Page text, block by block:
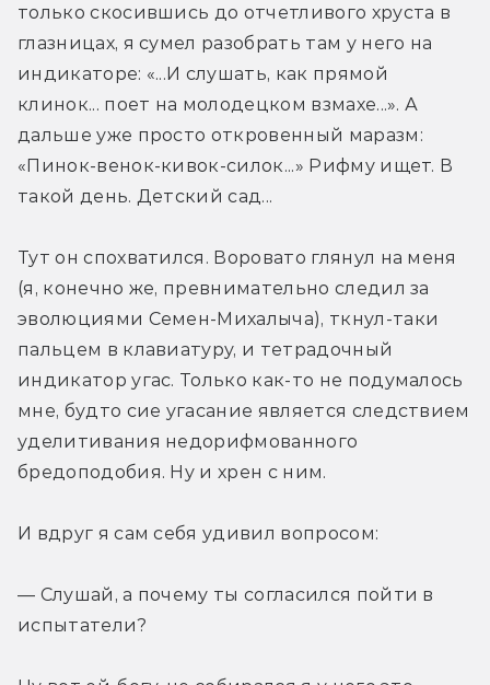
только скосившись до отчетливого хруста в
глазницах, я сумел разобрать там у него на
индикаторе: «...И слушать, как прямой
клинок... поет на молодецком взмахе...». А
дальше уже просто откровенный маразм:
«Пинок-венок-кивок-силок...» Рифму ищет. В
такой день. Детский сад...
Тут он спохватился. Воровато глянул на меня
(я, конечно же, превнимательно следил за
эволюциями Семен-Михалыча), ткнул-таки
пальцем в клавиатуру, и тетрадочный
индикатор угас. Только как-то не подумалось
мне, будто сие угасание является следствием
уделитивания недорифмованного
бредоподобия. Ну и хрен с ним.
И вдруг я сам себя удивил вопросом:
— Слушай, а почему ты согласился пойти в
испытатели?